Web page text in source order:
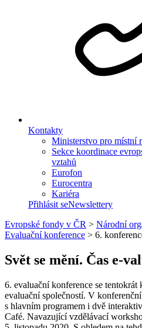
Kontakty
Ministerstvo pro místní
Sekce koordinace
vztahů
Eurofon
Eurocentra
Kariéra
Přihlásit seNewslettery
Evropské fondy v ČR > Národní
Evaluační konference > 6.
Svět se mění. Čas e-
6. evaluační konference se tentokrát
evaluační společností. V
s hlavním programem i dvě
Café. Navazující vzdělávací